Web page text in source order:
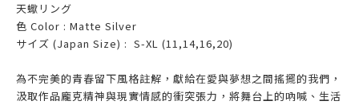
天蠍リング
色 Color : Matte Silver
サイズ (Japan Size) : S-XL (11,14,16,20)
為不完美的青春留下風格註解，獻給在愛與夢想之間搖擺的我們，
汲取作品龐克精神與現實情感的衝突張力，將舞台上的吶喊、生活